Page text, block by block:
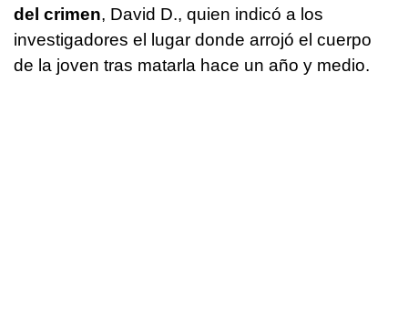
del crimen, David D., quien indicó a los
investigadores el lugar donde arrojó el cuerpo
de la joven tras matarla hace un año y medio.